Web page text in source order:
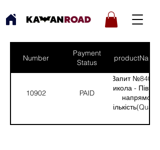
Number
Payment
Status
productNames
10902 PAID
Запит №840 від:
Микола -
напрямок